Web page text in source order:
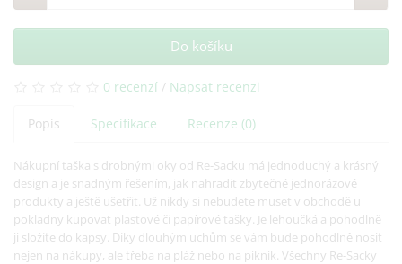
Do košíku
0 recenzí / Napsat recenzi
Popis Specifikace Recenze (0)
Nákupní taška s drobnými oky od Re-Sacku má jednoduchý a krásný
design a je snadným řešením, jak nahradit zbytečné jednorázové
produkty a ještě ušetřit. Už nikdy si nebudete muset v obchodě u
pokladny kupovat plastové či papírové tašky. Je lehoučká a pohodlně
ji složíte do kapsy. Díky dlouhým uchům se vám bude pohodlně nosit
nejen na nákupy, ale třeba na pláž nebo na piknik. Všechny Re-Sacky